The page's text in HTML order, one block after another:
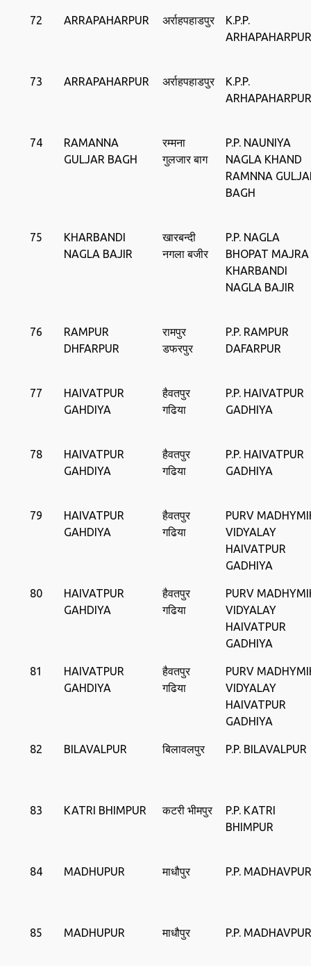
72 ARRAPAHARPUR अर्राहपहाडपुर
K.P.P.
ARHAPAHARPUR
73 ARRAPAHARPUR अर्राहपहाडपुर
K.P.P.
ARHAPAHARPUR
74
RAMANNA
GULJAR BAGH
रम्‍मना
गुलजार बाग
P.P. NAUNIYA
NAGLA KHAND
RAMNNA
BAGH
75
KHARBANDI
NAGLA BAJIR
खारबन्दी
नगला बजीर
P.P. NAGLA
BHOPAT MAJRA
KHARBANDI
NAGLA BAJIR
76
RAMPUR
DHFARPUR
रामपुर
डफरपुर
P.P. RAMPUR
DAFARPUR
77
HAIVATPUR
GAHDIYA
हैवतपुर
गढिया
P.P. HAIVATPUR
GADHIYA
78
HAIVATPUR
GAHDIYA
हैवतपुर
गढिया
P.P. HAIVATPUR
GADHIYA
79
HAIVATPUR
GAHDIYA
हैवतपुर
गढिया
PURV
VIDYALAY
HAIVATPUR
GADHIYA
80
HAIVATPUR
GAHDIYA
हैवतपुर
गढिया
PURV
VIDYALAY
HAIVATPUR
GADHIYA
81
HAIVATPUR
GAHDIYA
हैवतपुर
गढिया
PURV
VIDYALAY
HAIVATPUR
GADHIYA
82 BILAVALPUR बिलावलपुर P.P. BILAVALPUR
83 KATRI BHIMPUR कटरी भीमपुर
P.P. KATRI
BHIMPUR
84 MADHUPUR माधौपुर P.P. MADHAVPUR
85 MADHUPUR माधौपुर P.P. MADHAVPUR